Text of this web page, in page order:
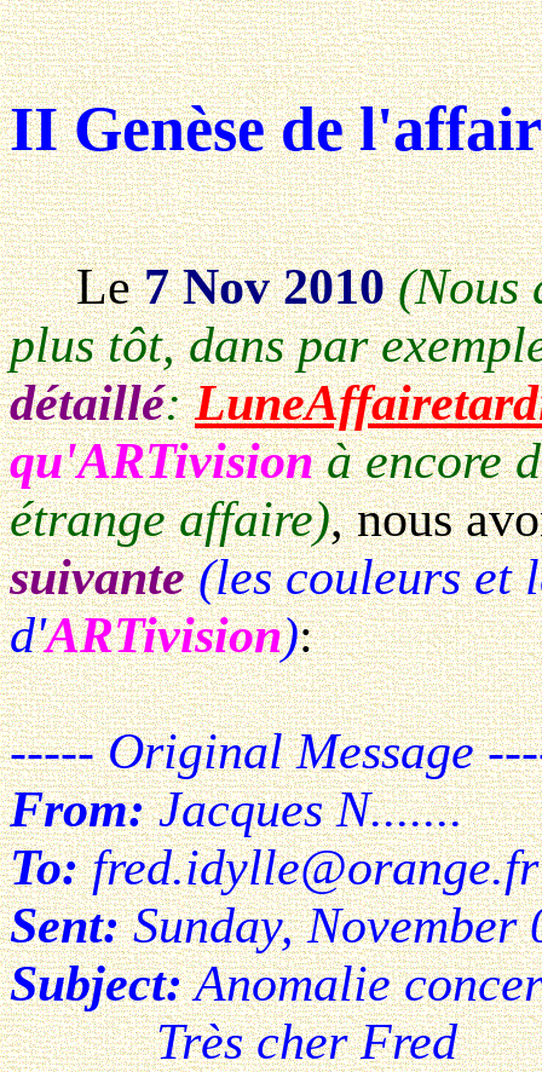
II Genèse de
Le7 Nov 2010 (Nous
plus tôt, dans par
détaillé:
qu'ARTivisionà encore
étrange affaire), nous
suivante (les couleurs et
d'ARTivision):
----- Original Message
From:Jacques N.......
To:fred.idylle@orange.fr
Sent:Sunday, November
Subject:Anomalie
Très cher Fred